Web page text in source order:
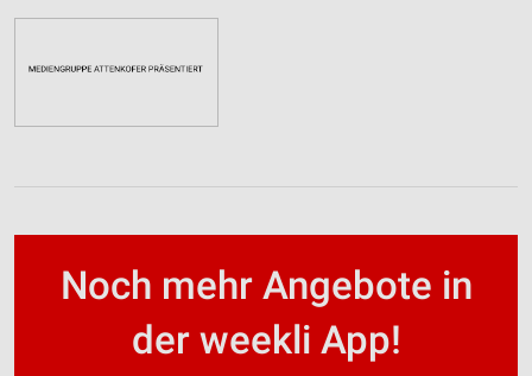
Noch mehr Angebote in
der weekli App!